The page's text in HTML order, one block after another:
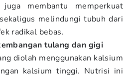
membantu memperkuat
melindungi tubuh dari
radikal bebas.
tulang dan gigi
diolah menggunakan kalsium
kalsium tinggi. Nutrisi ini